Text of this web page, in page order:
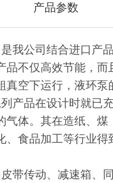
产品参数
我公司结合进口产品
不仅高效节能，而
真空下运行，液环泵
产品在设计时就已
气体。其在造纸、煤
、食品加工等行业得
带传动、减速箱、同